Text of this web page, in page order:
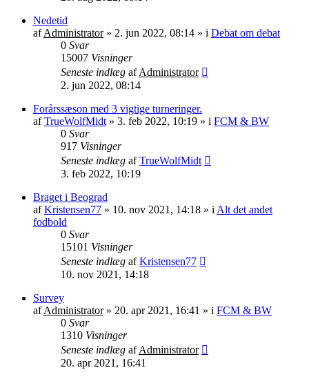
Nedetid
afAdministrator» 2. jun 2022, 08:14 » i Debat om debat
0 Svar
15007 Visninger
Seneste indlæg afAdministrator
2. jun 2022, 08:14
Forårssæson med 3 vigtige turneringer.
afTrueWolfMidt » 3. feb 2022, 10:19 » i FCM & BW
0 Svar
917 Visninger
Seneste indlæg afTrueWolfMidt
3. feb 2022, 10:19
Braget i Beograd
afKristensen77 » 10. nov 2021, 14:18 » i Alt det andet
fodbold
0 Svar
15101 Visninger
Seneste indlæg afKristensen77
10. nov 2021, 14:18
Survey
afAdministrator» 20. apr 2021, 16:41 » i FCM & BW
0 Svar
1310 Visninger
Seneste indlæg afAdministrator
20. apr 2021, 16:41